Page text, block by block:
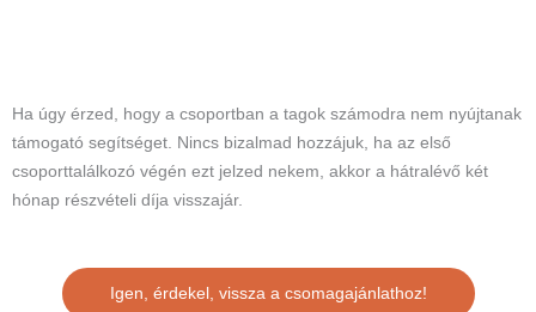
Ha úgy érzed, hogy a csoportban a tagok számodra nem nyújtanak
támogató segítséget. Nincs bizalmad hozzájuk, ha az első
csoporttalálkozó végén ezt jelzed nekem, akkor a hátralévő két
hónap részvételi díja visszajár.
Igen, érdekel, vissza a csomagajánlathoz!